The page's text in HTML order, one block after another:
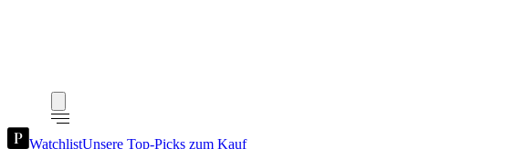
WatchlistUnsere Top-Picks zum Kauf